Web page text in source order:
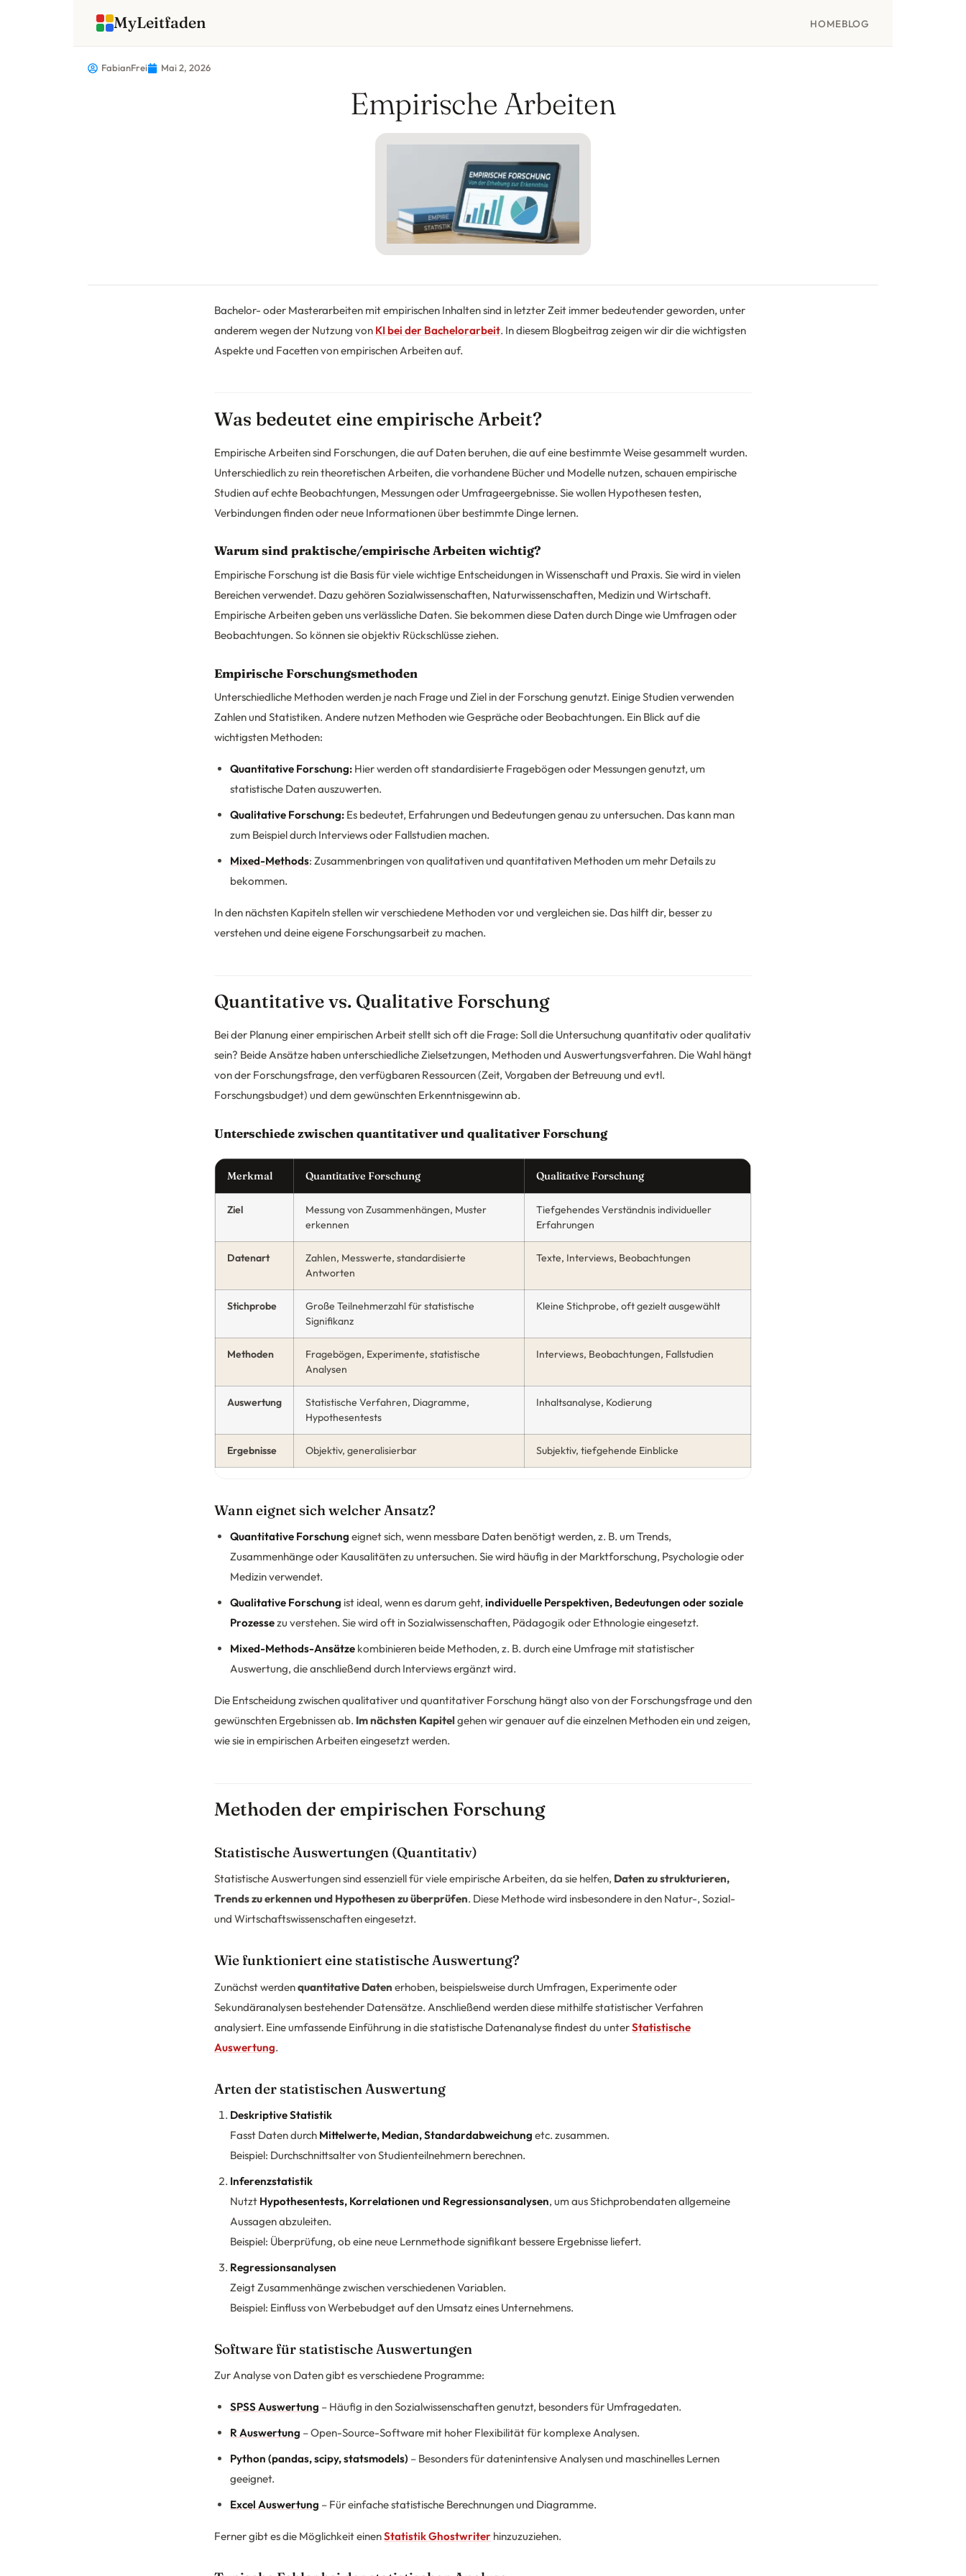
MyLeitfaden HOMEBLOG
FabianFrei Mai 2, 2026
Empirische Arbeiten
Bachelor- oder Masterarbeiten mit empirischen Inhalten sind in letzter Zeit immer bedeutender geworden, unter
anderem wegen der Nutzung von KI bei der Bachelorarbeit. In diesem Blogbeitrag zeigen wir dir die wichtigsten
Aspekte und Facetten von empirischen Arbeiten auf.
Was bedeutet eine empirische Arbeit?
Empirische Arbeiten sind Forschungen, die auf Daten beruhen, die auf eine bestimmte Weise gesammelt wurden.
Unterschiedlich zu rein theoretischen Arbeiten, die vorhandene Bücher und Modelle nutzen, schauen empirische
Studien auf echte Beobachtungen, Messungen oder Umfrageergebnisse. Sie wollen Hypothesen testen,
Verbindungen finden oder neue Informationen über bestimmte Dinge lernen.
Warum sind praktische/empirische Arbeiten wichtig?
Empirische Forschung ist die Basis für viele wichtige Entscheidungen in Wissenschaft und Praxis. Sie wird in vielen
Bereichen verwendet. Dazu gehören Sozialwissenschaften, Naturwissenschaften, Medizin und Wirtschaft.
Empirische Arbeiten geben uns verlässliche Daten. Sie bekommen diese Daten durch Dinge wie Umfragen oder
Beobachtungen. So können sie objektiv Rückschlüsse ziehen.
Empirische Forschungsmethoden
Unterschiedliche Methoden werden je nach Frage und Ziel in der Forschung genutzt. Einige Studien verwenden
Zahlen und Statistiken. Andere nutzen Methoden wie Gespräche oder Beobachtungen. Ein Blick auf die
wichtigsten Methoden:
Quantitative Forschung: Hier werden oft standardisierte Fragebögen oder Messungen genutzt, um
statistische Daten auszuwerten.
Qualitative Forschung: Es bedeutet, Erfahrungen und Bedeutungen genau zu untersuchen. Das kann man
zum Beispiel durch Interviews oder Fallstudien machen.
Mixed-Methods: Zusammenbringen von qualitativen und quantitativen Methoden um mehr Details zu
bekommen.
In den nächsten Kapiteln stellen wir verschiedene Methoden vor und vergleichen sie. Das hilft dir, besser zu
verstehen und deine eigene Forschungsarbeit zu machen.
Quantitative vs. Qualitative Forschung
Bei der Planung einer empirischen Arbeit stellt sich oft die Frage: Soll die Untersuchung quantitativ oder qualitativ
sein? Beide Ansätze haben unterschiedliche Zielsetzungen, Methoden und Auswertungsverfahren. Die Wahl hängt
von der Forschungsfrage, den verfügbaren Ressourcen (Zeit, Vorgaben der Betreuung und evtl.
Forschungsbudget) und dem gewünschten Erkenntnisgewinn ab.
Unterschiede zwischen quantitativer und qualitativer Forschung
Merkmal Quantitative Forschung Qualitative Forschung
Ziel
Messung von Zusammenhängen, Muster
erkennen
Tiefgehendes Verständnis individueller
Erfahrungen
Datenart
Zahlen, Messwerte, standardisierte
Antworten
Texte, Interviews, Beobachtungen
Stichprobe
Große Teilnehmerzahl für statistische
Signifikanz
Kleine Stichprobe, oft gezielt ausgewählt
Methoden
Fragebögen, Experimente, statistische
Analysen
Interviews, Beobachtungen, Fallstudien
Auswertung
Statistische Verfahren, Diagramme,
Hypothesentests
Inhaltsanalyse, Kodierung
Ergebnisse Objektiv, generalisierbar Subjektiv, tiefgehende Einblicke
Wann eignet sich welcher Ansatz?
Quantitative Forschung eignet sich, wenn messbare Daten benötigt werden, z. B. um Trends,
Zusammenhänge oder Kausalitäten zu untersuchen. Sie wird häufig in der Marktforschung, Psychologie oder
Medizin verwendet.
Qualitative Forschung ist ideal, wenn es darum geht,individuelle Perspektiven, Bedeutungen oder soziale
Prozessezu verstehen. Sie wird oft in Sozialwissenschaften, Pädagogik oder Ethnologie eingesetzt.
Mixed-Methods-Ansätze kombinieren beide Methoden, z. B. durch eine Umfrage mit statistischer
Auswertung, die anschließend durch Interviews ergänzt wird.
Die Entscheidung zwischen qualitativer und quantitativer Forschung hängt also von der Forschungsfrage und den
gewünschten Ergebnissen ab. Im nächsten Kapitelgehen wir genauer auf die einzelnen Methoden ein und zeigen,
wie sie in empirischen Arbeiten eingesetzt werden.
Methoden der empirischen Forschung
Statistische Auswertungen (Quantitativ)
Statistische Auswertungen sind essenziell für viele empirische Arbeiten, da sie helfen, Daten zu strukturieren,
Trends zu erkennen und Hypothesen zu überprüfen. Diese Methode wird insbesondere in den Natur-, Sozial-
und Wirtschaftswissenschaften eingesetzt.
Wie funktioniert eine statistische Auswertung?
Zunächst werdenquantitative Daten erhoben, beispielsweise durch Umfragen, Experimente oder
Sekundäranalysen bestehender Datensätze. Anschließend werden diese mithilfe statistischer Verfahren
analysiert. Eine umfassende Einführung in die statistische Datenanalyse findest du unterStatistische
Auswertung.
Arten der statistischen Auswertung
Deskriptive Statistik
Fasst Daten durch Mittelwerte, Median, Standardabweichung etc. zusammen.
Beispiel: Durchschnittsalter von Studienteilnehmern berechnen.
Inferenzstatistik
Nutzt Hypothesentests, Korrelationen und Regressionsanalysen, um aus Stichprobendaten allgemeine
Aussagen abzuleiten.
Beispiel: Überprüfung, ob eine neue Lernmethode signifikant bessere Ergebnisse liefert.
Regressionsanalysen
Zeigt Zusammenhänge zwischen verschiedenen Variablen.
Beispiel: Einfluss von Werbebudget auf den Umsatz eines Unternehmens.
Software für statistische Auswertungen
Zur Analyse von Daten gibt es verschiedene Programme:
SPSS Auswertung – Häufig in den Sozialwissenschaften genutzt, besonders für Umfragedaten.
R Auswertung – Open-Source-Software mit hoher Flexibilität für komplexe Analysen.
Python (pandas, scipy, statsmodels) – Besonders für datenintensive Analysen und maschinelles Lernen
geeignet.
Excel Auswertung – Für einfache statistische Berechnungen und Diagramme.
Ferner gibt es die Möglichkeit einenStatistik Ghostwriter hinzuzuziehen.